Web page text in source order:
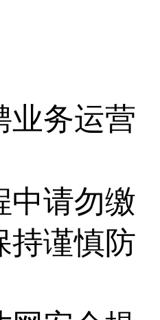
业务运营
中请勿缴
持谨慎防